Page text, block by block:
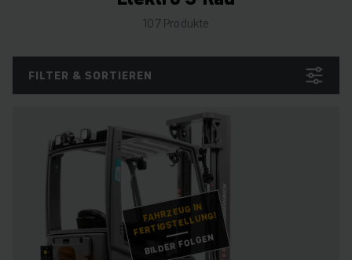
107 Produkte
FILTER & SORTIEREN
FAHRZEUG IN
FERTIGSTELLUNG!
BILDER FOLGEN